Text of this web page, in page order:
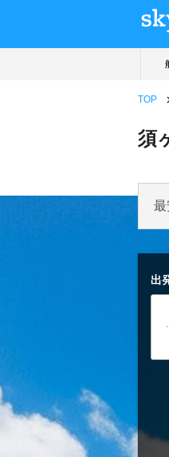
TOP
須
最
出